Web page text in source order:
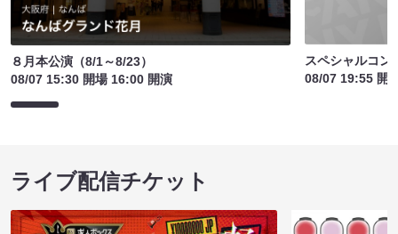
８月本公演（8/1～8/23）
08/07 15:30 開場 16:00 開演
スペシャルコン
08/07 19:55 開
ライブ配信チケット